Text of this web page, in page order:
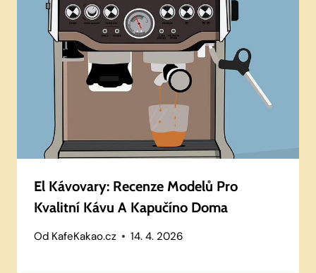
El Kávovary: Recenze Modelů Pro
Kvalitní Kávu A Kapučíno Doma
Od KafeKakao.cz 14. 4. 2026